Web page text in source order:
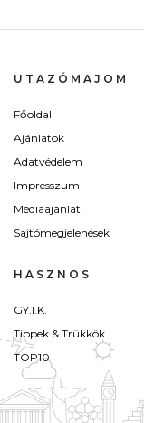
UTAZÓMAJOM
Főoldal
Ajánlatok
Adatvédelem
Impresszum
Médiaajánlat
Sajtómegjelenések
HASZNOS
GY.I.K.
Tippek & Trükkök
TOP10